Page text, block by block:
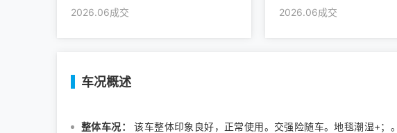
2026.06成交
2026.06成交
车况概述
整体车况： 该车整体印象良好，正常使用。交强险随车。地毯潮湿+；。